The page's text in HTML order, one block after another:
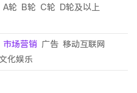
A轮 B轮 C轮 D轮及以上
市场营销 广告 移动互联网
化娱乐